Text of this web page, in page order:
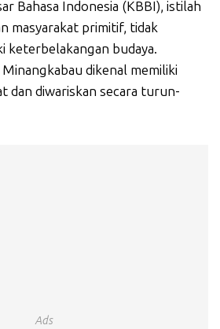
Bahasa Indonesia (KBBI), istilah
masyarakat primitif, tidak
keterbelakangan budaya.
dikenal memiliki
dan diwariskan secara turun-
Ads